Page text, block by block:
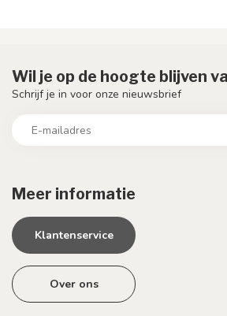
Meer informatie
Klantenservice
Over ons
Wil je op de hoogte blijven
Schrijf je in voor onze nieuwsbrief